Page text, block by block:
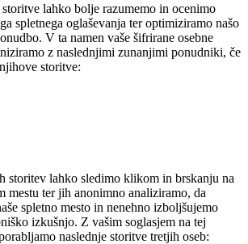
storitve lahko bolje razumemo in ocenimo
spletnega oglaševanja ter optimiziramo našo
V ta namen vaše šifrirane osebne
z naslednjimi zunanjimi ponudniki, če
storitve:
storitev lahko sledimo klikom in brskanju na
mestu ter jih anonimno analiziramo, da
spletno mesto in nenehno izboljšujemo
izkušnjo. Z vašim soglasjem na tej
naslednje storitve tretjih oseb: